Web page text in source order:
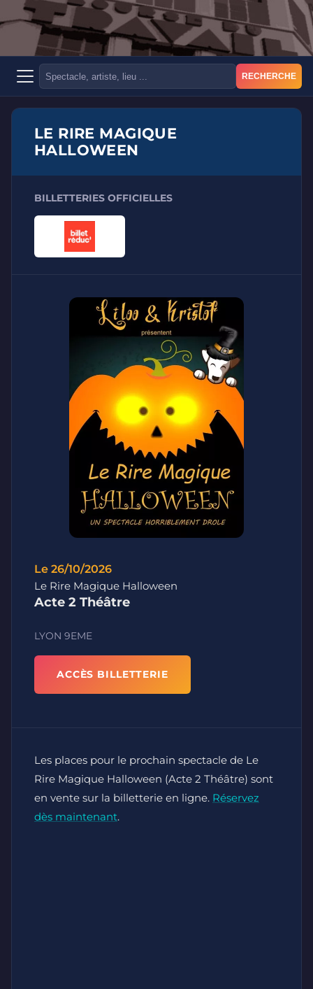
RECHERCHE
LE RIRE MAGIQUE
HALLOWEEN
BILLETTERIES OFFICIELLES
Le 26/10/2026
Le Rire Magique Halloween
Acte 2 Théâtre
LYON 9EME
ACCÈS BILLETTERIE
Les places pour le prochain spectacle de Le
Rire Magique Halloween (Acte 2 Théâtre) sont
en vente sur la billetterie en ligne. Réservez
dès maintenant.